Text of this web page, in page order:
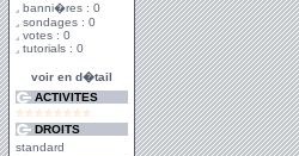
banni�res : 0
sondages : 0
votes : 0
tutorials : 0
voir en d�tail
ACTIVITES
DROITS
standard